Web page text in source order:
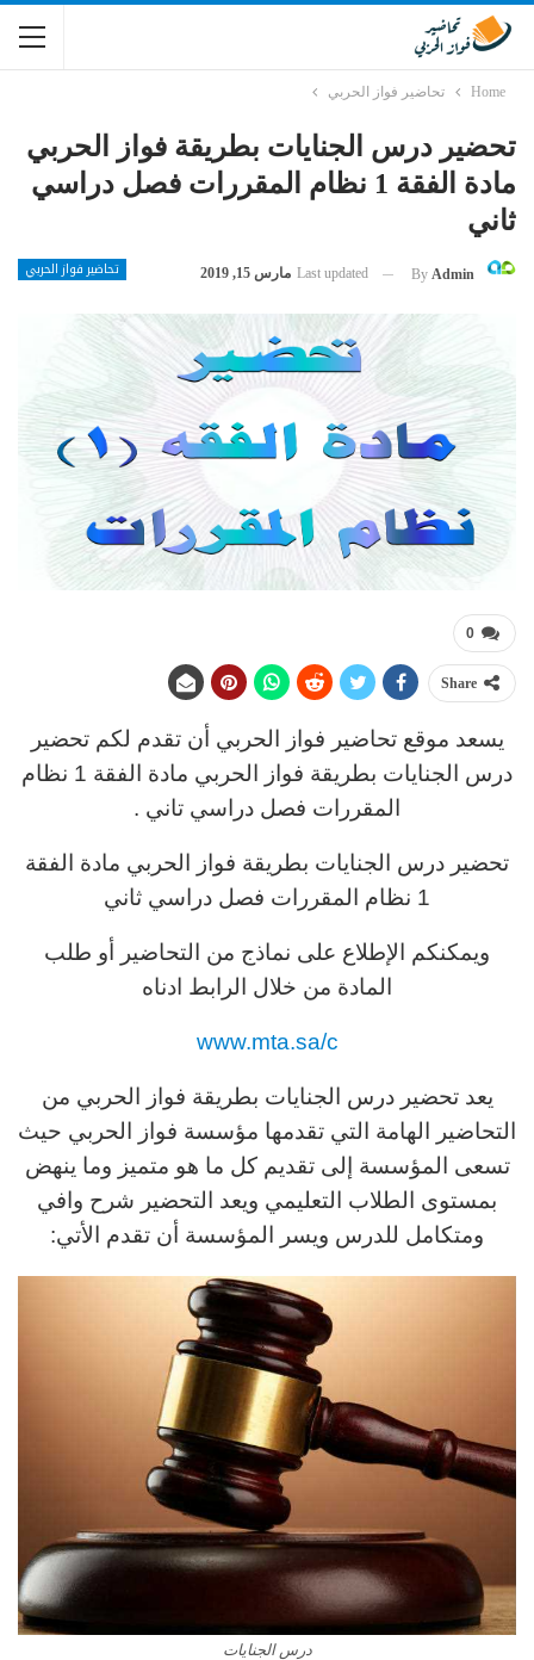
Home تحاضير فواز الحربي
تحضير درس الجنايات بطريقة فواز الحربي
مادة الفقة 1 نظام المقررات فصل دراسي
ثاني
تحاضير فواز الحربي By Admin
Last updated مارس 15, 2019
0
Share
يسعد موقع تحاضير فواز الحربي أن تقدم لكم تحضير
درس الجنايات بطريقة فواز الحربي مادة الفقة 1 نظام
المقررات فصل دراسي تاني .
تحضير درس الجنايات بطريقة فواز الحربي مادة الفقة
1 نظام المقررات فصل دراسي ثاني
ويمكنكم الإطلاع على نماذج من التحاضير أو طلب
المادة من خلال الرابط ادناه
www.mta.sa/c
يعد تحضير درس الجنايات بطريقة فواز الحربي من
التحاضير الهامة التي تقدمها مؤسسة فواز الحربي حيث
تسعى المؤسسة إلى تقديم كل ما هو متميز وما ينهض
بمستوى الطلاب التعليمي ويعد التحضير شرح وافي
ومتكامل للدرس ويسر المؤسسة أن تقدم الأتي:
درس الجنايات